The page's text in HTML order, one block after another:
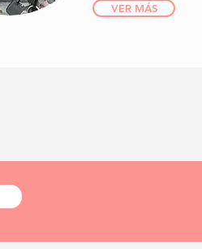
VER MÁS